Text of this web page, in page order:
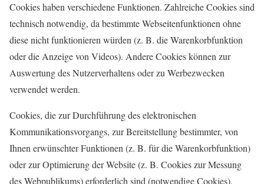
Cookies haben verschiedene Funktionen. Zahlreiche Cookies sind
technisch notwendig, da bestimmte Webseitenfunktionen ohne
diese nicht funktionieren würden (z. B. die Warenkorbfunktion
oder die Anzeige von Videos). Andere Cookies können zur
Auswertung des Nutzerverhaltens oder zu Werbezwecken
verwendet werden.
Cookies, die zur Durchführung des elektronischen
Kommunikationsvorgangs, zur Bereitstellung bestimmter, von
Ihnen erwünschter Funktionen (z. B. für die Warenkorbfunktion)
oder zur Optimierung der Website (z. B. Cookies zur Messung
des Webpublikums) erforderlich sind (notwendige Cookies),